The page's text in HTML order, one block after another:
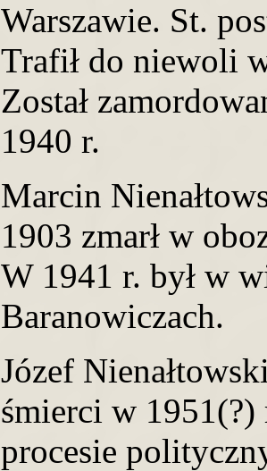
Warszawie. St.
Trafił do niewoli
Został
1940 r.
Marcin
1903 zmarł w
W 1941 r. był w
Baranowiczach.
Józef
śmierci w
procesie